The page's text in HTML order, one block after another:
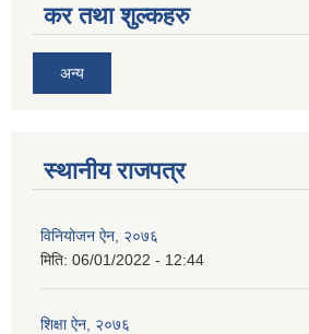
कर तथा शुल्कहरु
अन्य
स्थानीय राजपत्र
विनियोजन ऐन, २०७६
मिति: 06/01/2022 - 12:44
शिक्षा ऐन, २०७६